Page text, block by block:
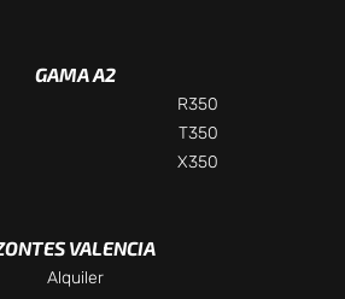
lo antes posible
GAMA A2
R350
T350
X350
VALENCIA
Alquiler